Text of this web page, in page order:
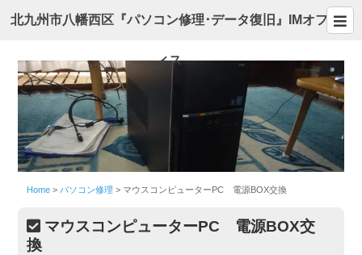
北九州市八幡西区『パソコン修理･データ復旧』IMオフ
ィス
Home > パソコン修理 > マウスコンピューターPC 電源BOX交換
マウスコンピューターPC 電源BOX交
換